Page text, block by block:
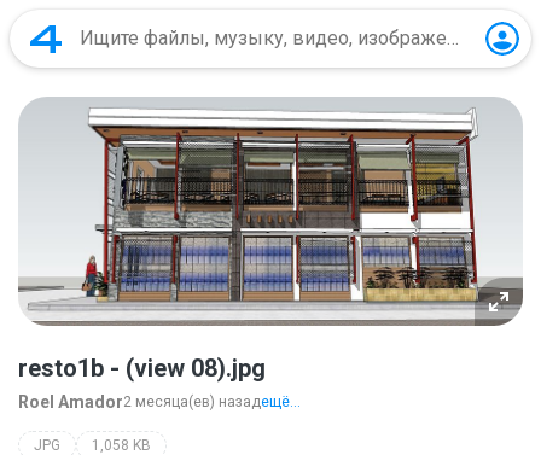
resto1b - (view 08).jpg
Roel Amador2 месяца(ев) назадещё...
JPG 1,058 KB